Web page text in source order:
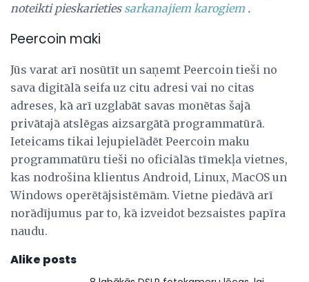
noteikti pieskarieties sarkanajiem karogiem .
Peercoin maki
Jūs varat arī nosūtīt un saņemt Peercoin tieši no
sava digitālā seifa uz citu adresi vai no citas
adreses, kā arī uzglabāt savas monētas šajā
privātajā atslēgas aizsargātā programmatūrā.
Ieteicams tikai lejupielādēt Peercoin maku
programmatūru tieši no oficiālās tīmekļa vietnes,
kas nodrošina klientus Android, Linux, MacOS un
Windows operētājsistēmām. Vietne piedāvā arī
norādījumus par to, kā izveidot bezsaistes papīra
naudu.
Alike posts